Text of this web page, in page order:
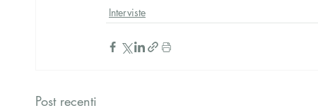
Interviste
Post recenti